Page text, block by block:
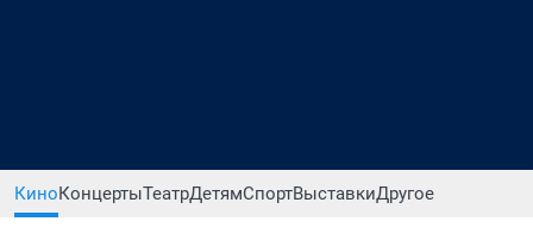
КиноКонцертыТеатрДетямСпортВыставкиДругое